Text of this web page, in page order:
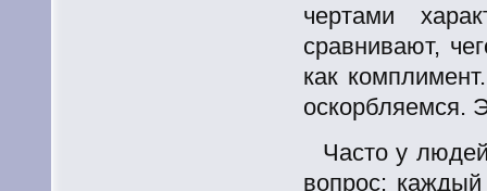
чертами
сравнивают,
как
оскорбляемся.
Часто у
вопрос: